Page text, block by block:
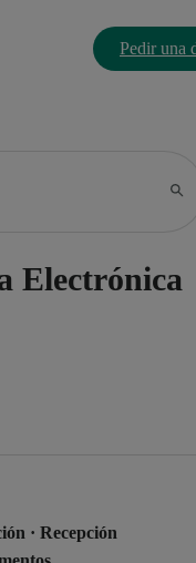
Pedir una
Electrónica
· Recepción